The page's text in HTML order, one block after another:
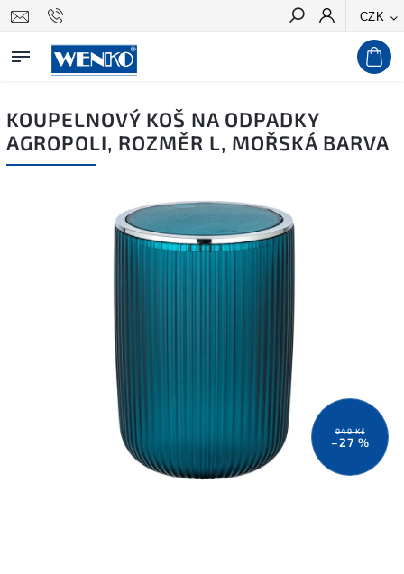
CZK
Hledat
KOUPELNOVÝ KOŠ NA ODPADKY
AGROPOLI, ROZMĚR L, MOŘSKÁ BARVA
949 Kč
–27 %